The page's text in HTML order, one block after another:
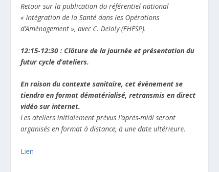
Retour sur la publication du référentiel national
« Intégration de la Santé dans les Opérations
d’Aménagement », avec C. Deloly (EHESP).
12:15-12:30 : Clôture de la journée et présentation du
futur cycle d’ateliers.
En raison du contexte sanitaire, cet évènement se
tiendra en format dématérialisé, retransmis en direct
vidéo sur internet.
Les ateliers initialement prévus l’après-midi seront
organisés en format à distance, à une date ultérieure.
Lien